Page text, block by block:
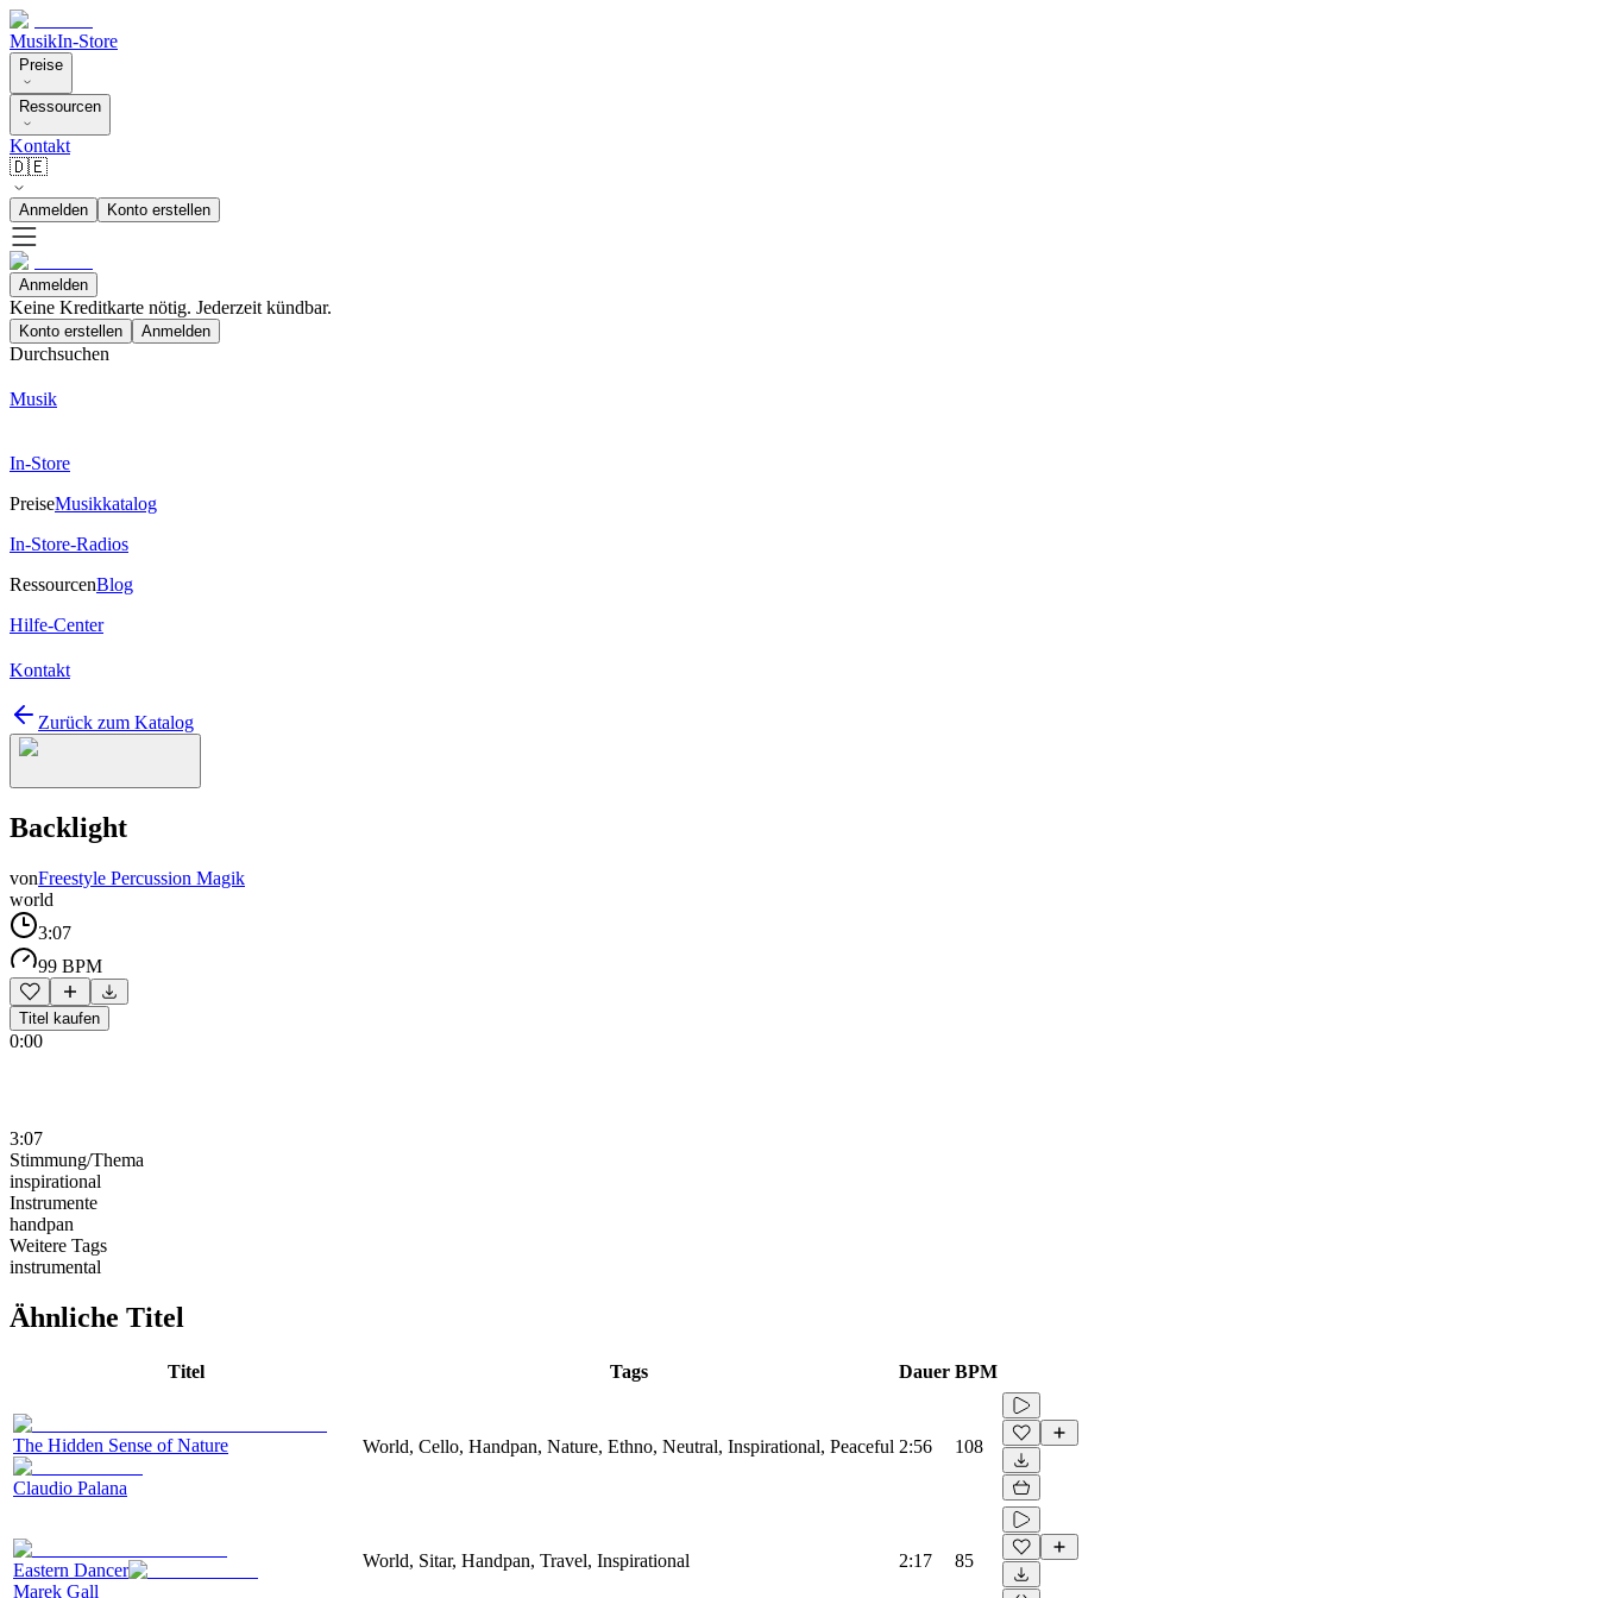
MusikIn-Store
Preise
Ressourcen
Kontakt
🇩🇪
Anmelden Konto erstellen
Anmelden
Keine Kreditkarte nötig. Jederzeit kündbar.
Konto erstellen Anmelden
Durchsuchen
Musik
In-Store
PreiseMusikkatalog
In-Store-Radios
RessourcenBlog
Hilfe-Center
Kontakt
Zurück zum Katalog
Backlight
vonFreestyle Percussion Magik
world
3:07
99 BPM
Titel kaufen
0:00
3:07
Stimmung/Thema
inspirational
Instrumente
handpan
Weitere Tags
instrumental
Ähnliche Titel
Titel Tags Dauer BPM
The Hidden Sense of Nature
Claudio Palana
World, Cello, Handpan, Nature, Ethno, Neutral, Inspirational, Peaceful 2:56 108
Eastern Dancer
Marek Gall
World, Sitar, Handpan, Travel, Inspirational 2:17 85